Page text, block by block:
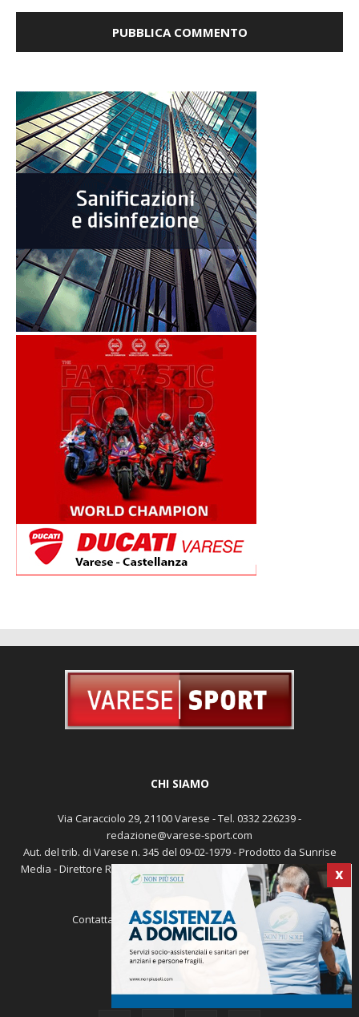
X
Via Caracciolo 29, 21100 Varese - Tel. 0332 226239 -
redazione@varese-sport.com
Aut. del trib. di Varese n. 345 del 09-02-1979 - Prodotto da Sunrise
Media - Direttore Responsabile: Michele Marocco -Cookie policy
redazione@varese-sport.com
SEGUICI